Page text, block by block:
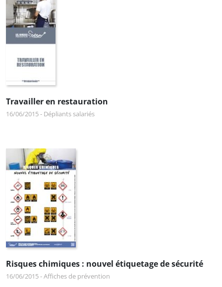
Travailler en restauration
16/06/2015- Dépliants salariés
Risques chimiques : nouvel étiquetage de sécurité
16/06/2015-Affiches de prévention